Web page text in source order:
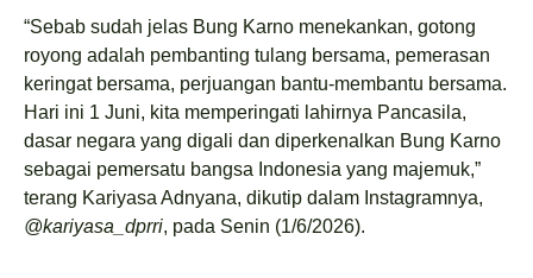
“Sebab sudah jelas Bung Karno menekankan, gotong
royong adalah pembanting tulang bersama, pemerasan
keringat bersama, perjuangan bantu-membantu bersama.
Hari ini 1 Juni, kita memperingati lahirnya Pancasila,
dasar negara yang digali dan diperkenalkan Bung Karno
sebagai pemersatu bangsa Indonesia yang majemuk,”
terang Kariyasa Adnyana, dikutip dalam Instagramnya,
@kariyasa_dprri, pada Senin (1/6/2026).